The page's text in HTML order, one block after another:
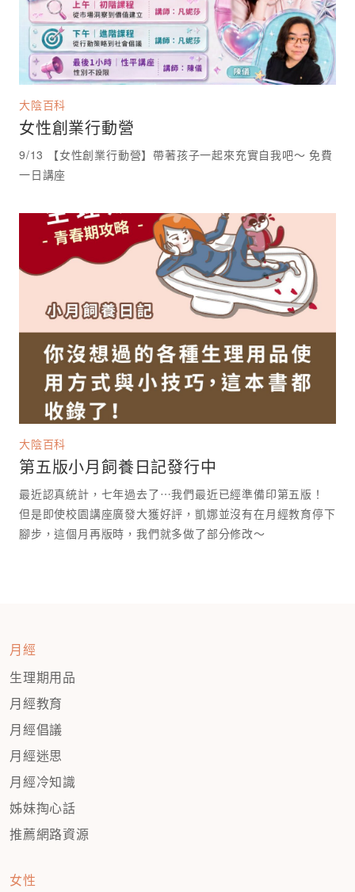
大陰百科
女性創業行動營
9/13 【女性創業行動營】帶著孩子一起來充實自我吧～ 免費
大陰百科
第五版小月飼養日記發行中
最近認真統計，七年過去了⋯我們最近已經準備印第五版！
但是即使校園講座廣發大獲好評，凱娜並沒有在月經教育停下
腳步，這個月再版時，我們就多做了部分修改～
月經
生理期用品
月經教育
月經倡議
月經迷思
月經冷知識
姊妹掏心話
推薦網路資源
女性